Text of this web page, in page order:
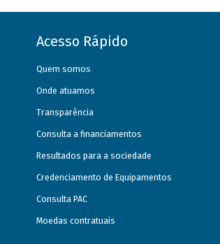
Acesso Rápido
Quem somos
Onde atuamos
Transparência
Consulta a financiamentos
Resultados para a sociedade
Credenciamento de Equipamentos
Consulta PAC
Moedas contratuais